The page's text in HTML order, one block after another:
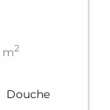
m2
Douche